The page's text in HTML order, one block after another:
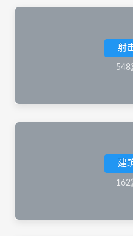
射
548
建
162